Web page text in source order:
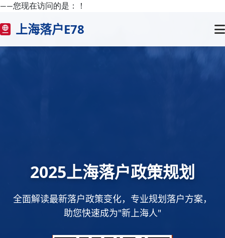
——您现在访问的是： ！